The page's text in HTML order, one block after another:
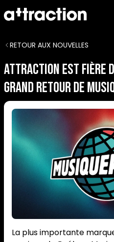
RETOUR AUX NOUVELLES
Attraction est fière
grand retour de
La plus importante